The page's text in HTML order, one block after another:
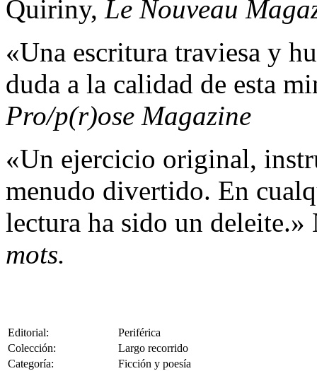
Quiriny, Le Nouveau
«Una escritura traviesa y
duda a la calidad de esta
Pro/p(r)ose Magazine
«Un ejercicio original,
menudo divertido. En
lectura ha sido un
mots.
Editorial:
Periférica
Colección:
Largo recorrido
Categoría:
Ficción y poesía